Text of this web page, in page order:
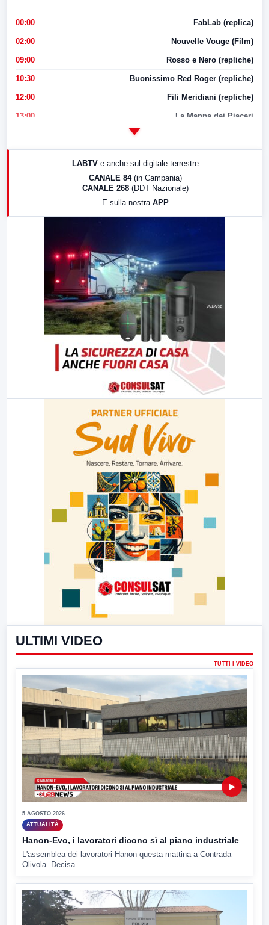
00:00 FabLab (replica)
02:00 Nouvelle Vouge (Film)
09:00 Rosso e Nero (repliche)
10:30 Buonissimo Red Roger (repliche)
12:00 Fili Meridiani (repliche)
13:00 La Mappa dei Piaceri
LABTV e anche sul digitale terrestre
CANALE 84 (in Campania)
CANALE 268 (DDT Nazionale)
E sulla nostra APP
ULTIMI VIDEO
TUTTI I VIDEO
▶
5 AGOSTO 2026
ATTUALITÀ
Hanon-Evo, i lavoratori dicono sì al piano industriale
L'assemblea dei lavoratori Hanon questa mattina a Contrada
Olivola. Decisa...